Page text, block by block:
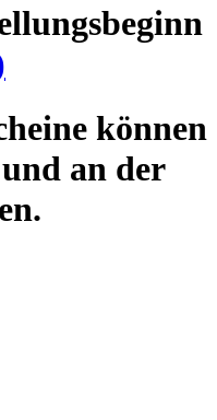
können
an der